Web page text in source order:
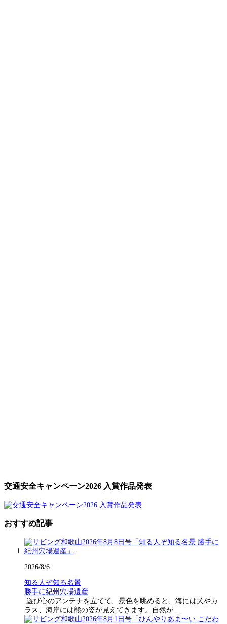
交通安全キャンペーン2026 入賞作品発表
おすすめ記事
2026/8/6
知る人ぞ知る名景
勝手に紀州穴場遺産
遊び心のアンテナを立てて、景色を眺めると、海には犬やカ
ラス、海岸には熊の姿が見えてきます。自然が…